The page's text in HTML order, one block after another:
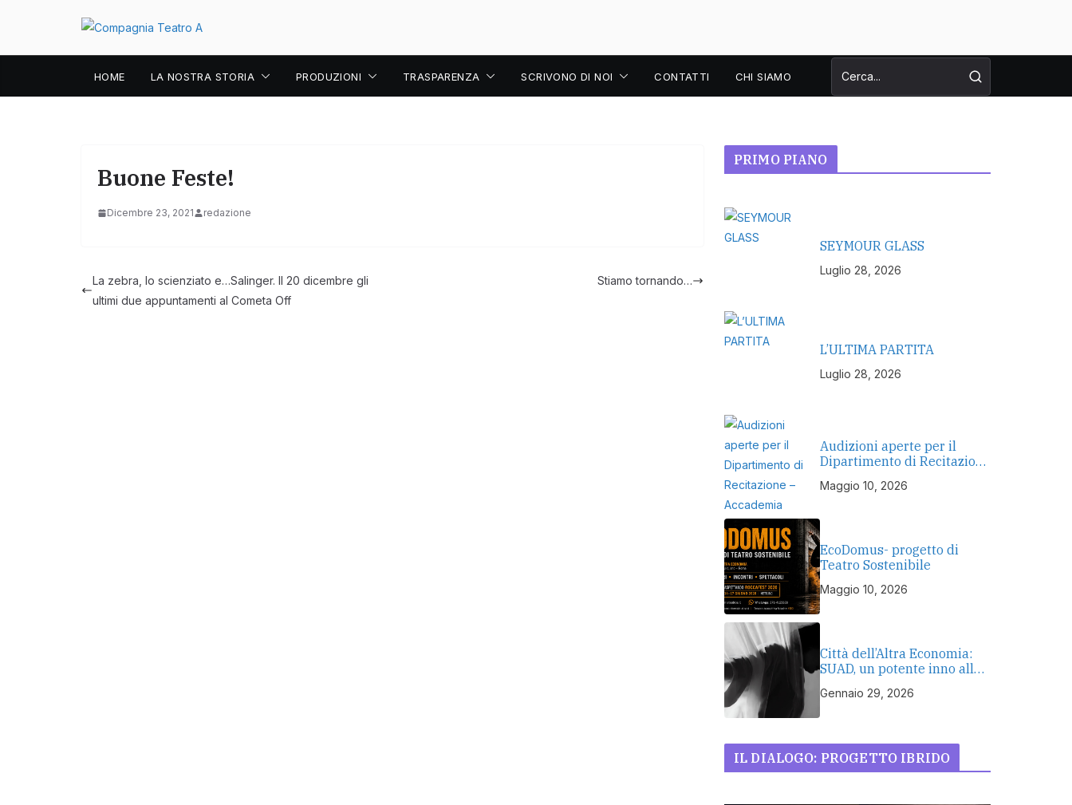
HOME LA NOSTRA STORIA PRODUZIONI TRASPARENZA SCRIVONO DI NOI CONTATTI CHI SIAMO
Buone Feste!
Dicembre 23, 2021 redazione
La zebra, lo scienziato e…Salinger. Il 20 dicembre gli
ultimi due appuntamenti al Cometa Off
Stiamo tornando…
PRIMO PIANO
SEYMOUR GLASS
Luglio 28, 2026
L’ULTIMA PARTITA
Luglio 28, 2026
Audizioni aperte per il
Dipartimento di Recitazione
Danza (2026/2027) | Scuola
Maggio 10, 2026
EcoDomus- progetto di
Teatro Sostenibile
Maggio 10, 2026
Città dell’Altra Economia:
SUAD, un potente inno alla
Gennaio 29, 2026
IL DIALOGO: PROGETTO IBRIDO